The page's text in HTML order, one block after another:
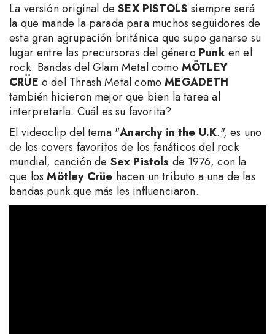
La versión original deSEX PISTOLS siempre será
la que mande la parada para muchos seguidores de
esta gran agrupación británica que supo ganarse su
lugar entre las precursoras del género Punken el
rock. Bandas del Glam Metal como MÖTLEY
CRÜE o del Thrash Metal como MEGADETH
también hicieron mejor que bien la tarea al
interpretarla. Cuál es su favorita?
El videoclip del tema "Anarchy in the U.K.", es uno
de los covers favoritos de los fanáticos del rock
mundial, canción de Sex Pistols de 1976, con la
que losMötley Crüe hacen un tributo a una de las
bandas punk que más les influenciaron.